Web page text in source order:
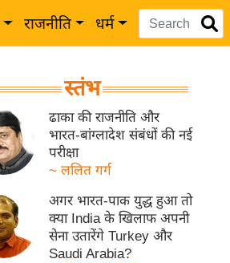
राजनीति धर्म
स्तंभ
ढाका की राजनीति और
भारत-बांग्लादेश संबंधों की नई
परीक्षा
~ ललित गर्ग
अगर भारत-पाक युद्ध हुआ तो
क्या India के खिलाफ अपनी
सेना उतारेंगे Turkey और
Saudi Arabia?